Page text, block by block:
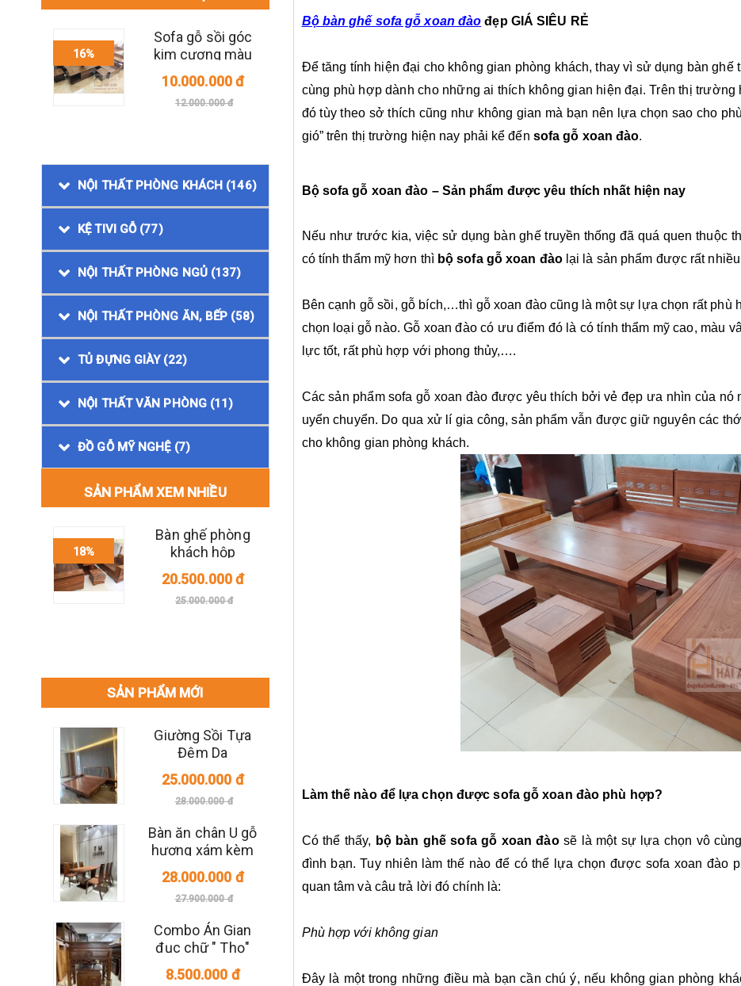
Bộ bàn ghế sofa gỗ xoan đào đẹp GIÁ SIÊU RẺ
Để tăng tính hiện đại cho không gian phòng khách, thay vì sử dụng bàn
cùng phù hợp dành cho những ai thích không gian hiện đại. Trên thị
đó tùy theo sở thích cũng như không gian mà bạn nên lựa chọn sao cho
gió” trên thị trường hiện nay phải kể đến sofa gỗ xoan đào.
Bộ sofa gỗ xoan đào – Sản phẩm được yêu thích nhất hiện nay
Nếu như trước kia, việc sử dụng bàn ghế truyền thống đã quá quen thuộc
có tính thẩm mỹ hơn thì bộ sofa gỗ xoan đàolại là sản phẩm được rất
Bên cạnh gỗ sồi, gỗ bích,…thì gỗ xoan đào cũng là một sự lựa chọn rất phù
chọn loại gỗ nào. Gỗ xoan đào có ưu điểm đó là có tính thẩm mỹ cao, màu
lực tốt, rất phù hợp với phong thủy,….
Các sản phẩm sofa gỗ xoan đào được yêu thích bởi vẻ đẹp ưa nhìn của
uyển chuyển. Do qua xử lí gia công, sản phẩm vẫn được giữ nguyên các
cho không gian phòng khách.
Làm thế nào để lựa chọn được sofa gỗ xoan đào phù hợp?
Có thể thấy, bộ bàn ghế sofa gỗ xoan đào sẽ là một sự lựa chọn vô
đình bạn. Tuy nhiên làm thế nào để có thể lựa chọn được sofa xoan đào
quan tâm và câu trả lời đó chính là:
Phù hợp với không gian
Đây là một trong những điều mà bạn cần chú ý, nếu không gian phòng
16%
Sofa gỗ sồi góc
kim cương màu
óc chó
10.000.000 đ
12.000.000 đ
Cung
3.600.000 đ
Cánh Đục
5.800.000 đ
NỘI THẤT PHÒNG KHÁCH (146)
KỆ TIVI GỖ (77)
NỘI THẤT PHÒNG NGỦ (137)
NỘI THẤT PHÒNG ĂN, BẾP (58)
TỦ ĐỰNG GIÀY (22)
NỘI THẤT VĂN PHÒNG (11)
ĐỒ GỖ MỸ NGHỆ (7)
SẢN PHẨM XEM NHIỀU
18%
Bàn ghế phòng
khách hộp
nguyên khối gỗ
hương xám
20.500.000 đ
25.000.000 đ
Bàn ghế gỗ
sofa - bàn ghế
gỗ sofa phòng
khách SF06O
17.000.000 đ
15%
Sofa gỗ Hương
Xám mẫu góc
tay trứng
19.500.000 đ
23.000.000 đ
SẢN PHẨM MỚI
Giường Sồi Tựa
Đệm Da
25.000.000 đ
28.000.000 đ
Bàn ăn chân U gỗ
hương xám kèm
6 ghế Anh Đoàn
28.000.000 đ
27.900.000 đ
Combo Án Gian
đục chữ " Thọ"
8.500.000 đ